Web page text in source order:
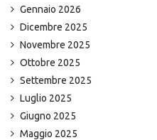
Gennaio 2026
Dicembre 2025
Novembre 2025
Ottobre 2025
Settembre 2025
Luglio 2025
Giugno 2025
Maggio 2025